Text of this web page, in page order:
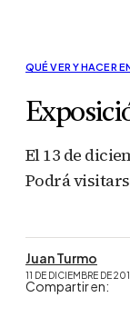
QUÉ VER Y HACER
El 13 de
Podrá
Juan Turmo
11 DE DICIEMBRE DE
Compartir en: